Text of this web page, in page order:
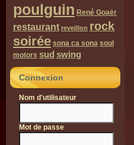
poulguin René Goaër
restaurant reveillon rock
soirée sona ca sona soul
motors sud swing
Connexion
Nom d'utilisateur
Mot de passe